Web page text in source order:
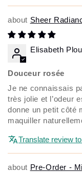
Sheer
Elisabeth
Douceur rosée
Je ne connaissais
très jolie et l’odeur
donne un petit côté
maquiller
Translate review
Pre-Order -